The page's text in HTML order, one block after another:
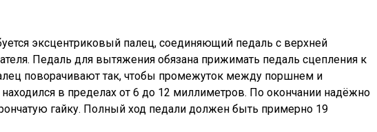
эксцентриковый палец, соединяющий педаль с верхней
Педаль для вытяжения обязана прижимать педаль сцепления к
поворачивают так, чтобы промежуток между поршнем и
в пределах от 6 до 12 миллиметров. По окончании надёжно
гайку. Полный ход педали должен быть примерно 19